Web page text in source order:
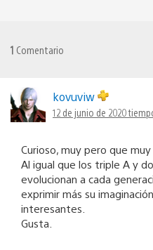
1 Comentario
kovuviw
12 de junio de 2020
Curioso, muy pero que muy
Al igual que los triple A y
evolucionan a cada
exprimir más su
interesantes.
Gusta.